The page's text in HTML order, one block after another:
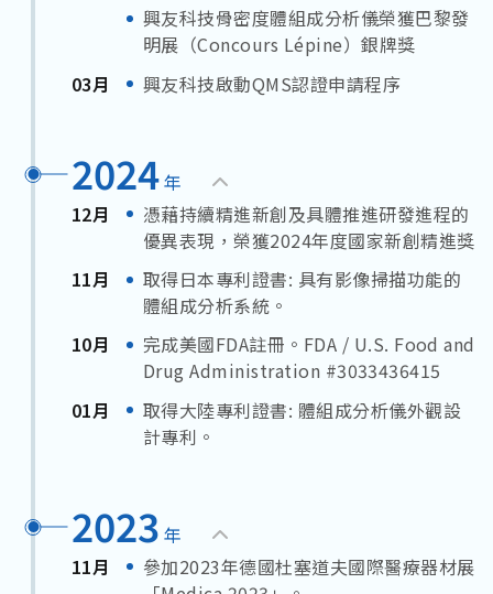
興友科技骨密度體組成分析儀榮獲巴黎發
明展（Concours Lépine）銀牌獎
03月
興友科技啟動QMS認證申請程序
2024年
12月
憑藉持續精進新創及具體推進研發進程的
優異表現，榮獲2024年度國家新創精進獎
11月
取得日本專利證書: 具有影像掃描功能的
體組成分析系統。
10月
完成美國FDA註冊。FDA / U.S. Food and
Drug Administration #3033436415
01月
取得大陸專利證書: 體組成分析儀外觀設
計專利。
2023 年
11月
參加2023年德國杜塞道夫國際醫療器材展